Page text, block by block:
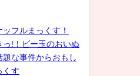
フルまっくす！
っ!！ビー玉のおいぬ
な事件からおもし
くす